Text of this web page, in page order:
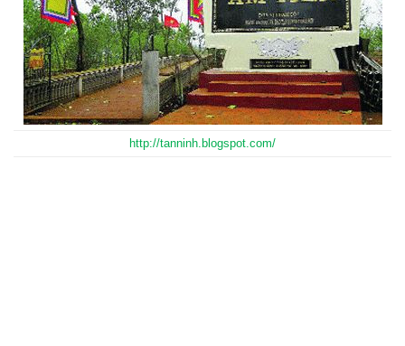
http://tanninh.blogspot.com/